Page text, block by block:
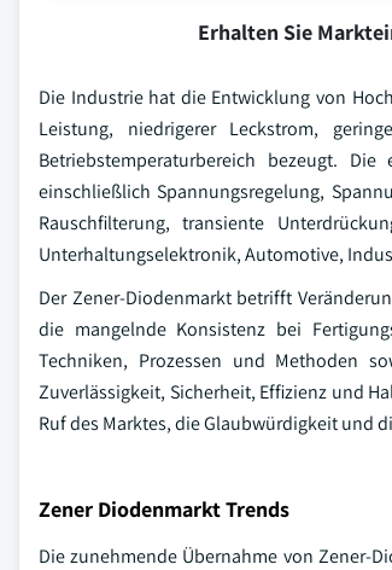
Erhalten Sie
Die Industrie hat die Entwicklung von
Leistung, niedrigerer Leckstrom,
Betriebstemperaturbereich bezeugt.
einschließlich Spannungsregelung,
Rauschfilterung, transiente
Unterhaltungselektronik, Automotive,
Der Zener-Diodenmarkt betrifft
die mangelnde Konsistenz bei
Techniken, Prozessen und Methoden
Zuverlässigkeit, Sicherheit, Effizienz und
Ruf des Marktes, die Glaubwürdigkeit und
Zener Diodenmarkt Trends
Die zunehmende Übernahme von Zener-